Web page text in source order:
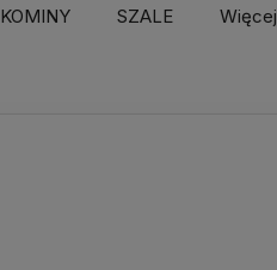
KOMINY SZALE Więcej